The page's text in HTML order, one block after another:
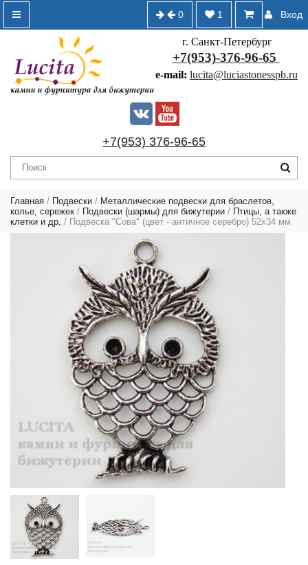
Вход
1
0
г. Санкт-Петербург
+7(953)-376-96-65
e-mail: lucita@luciastonesspb.ru
+7(953) 376-96-65
Главная / Подвески / Металлические подвески для браслетов,
колье, сережек / Подвески (шармы) для бижутерии / Птицы, а также
клетки и др, / Подвеска "Сова" (цвет - античное серебро) 52х34 мм